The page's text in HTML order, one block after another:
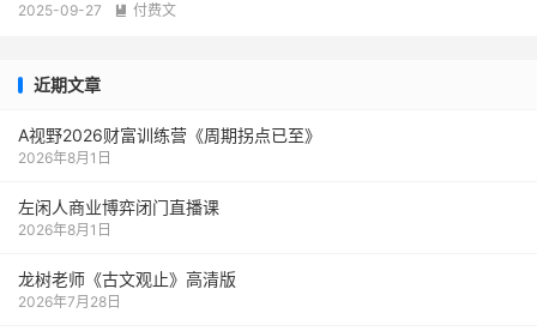
2025-09-27  付费文
近期文章
A视野2026财富训练营《周期拐点已至》
2026年8月1日
左闲人商业博弈闭门直播课
2026年8月1日
龙树老师《古文观止》高清版
2026年7月28日